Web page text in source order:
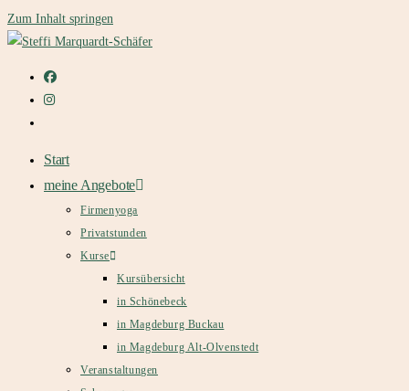
Zum Inhalt springen
Start
meine Angebote
Firmenyoga
Privatstunden
Kurse
Kursübersicht
in Schönebeck
in Magdeburg Buckau
in Magdeburg Alt-Olvenstedt
Veranstaltungen